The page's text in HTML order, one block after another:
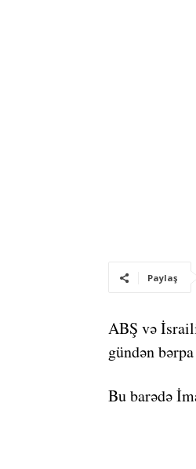
Paylaş
ABŞ və
gündən
Bu barədə